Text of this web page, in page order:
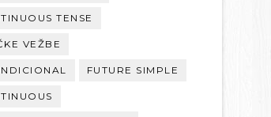
TENSE
VEŽBE
FUTURE SIMPLE